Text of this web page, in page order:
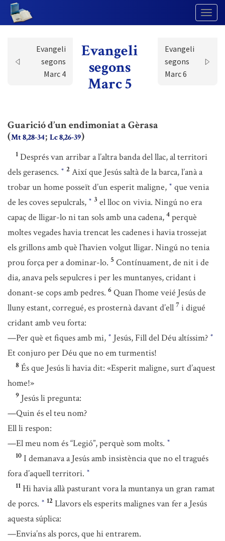
Evangeli
segons
Marc 4
Evangeli
segons
Marc 5
Evangeli
segons
Marc 6
Guarició d’un endimoniat a Gèrasa
(Mt 8,28-34; Lc 8,26-39)
1 Després van arribar a l’altra banda del llac, al territori
dels gerasencs. * 2 Així que Jesús saltà de la barca, l’anà a
trobar un home posseït d’un esperit maligne, * que venia
de les coves sepulcrals, * 3 el lloc on vivia. Ningú no era
capaç de lligar-lo ni tan sols amb una cadena, 4 perquè
moltes vegades havia trencat les cadenes i havia trossejat
els grillons amb què l’havien volgut lligar. Ningú no tenia
prou força per a dominar-lo. 5 Contínuament, de nit i de
dia, anava pels sepulcres i per les muntanyes, cridant i
donant-se cops amb pedres. 6 Quan l’home veié Jesús de
lluny estant, corregué, es prosternà davant d’ell 7 i digué
cridant amb veu forta:
—Per què et fiques amb mi, * Jesús, Fill del Déu altíssim? *
Et conjuro per Déu que no em turmentis!
8 És que Jesús li havia dit: «Esperit maligne, surt d’aquest
home!»
9 Jesús li pregunta:
—Quin és el teu nom?
Ell li respon:
—El meu nom és “Legió”, perquè som molts. *
10 I demanava a Jesús amb insistència que no el tragués
fora d’aquell territori. *
11 Hi havia allà pasturant vora la muntanya un gran ramat
de porcs. * 12 Llavors els esperits malignes van fer a Jesús
aquesta súplica:
—Envia’ns als porcs, que hi entrarem.